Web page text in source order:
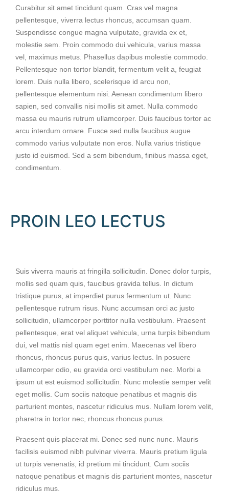
Curabitur sit amet tincidunt quam. Cras vel magna
pellentesque, viverra lectus rhoncus, accumsan quam.
Suspendisse congue magna vulputate, gravida ex et,
molestie sem. Proin commodo dui vehicula, varius massa
vel, maximus metus. Phasellus dapibus molestie commodo.
Pellentesque non tortor blandit, fermentum velit a, feugiat
lorem. Duis nulla libero, scelerisque id arcu non,
pellentesque elementum nisi. Aenean condimentum libero
sapien, sed convallis nisi mollis sit amet. Nulla commodo
massa eu mauris rutrum ullamcorper. Duis faucibus tortor ac
arcu interdum ornare. Fusce sed nulla faucibus augue
commodo varius vulputate non eros. Nulla varius tristique
justo id euismod. Sed a sem bibendum, finibus massa eget,
condimentum.
PROIN LEO LECTUS
Suis viverra mauris at fringilla sollicitudin. Donec dolor turpis,
mollis sed quam quis, faucibus gravida tellus. In dictum
tristique purus, at imperdiet purus fermentum ut. Nunc
pellentesque rutrum risus. Nunc accumsan orci ac justo
sollicitudin, ullamcorper porttitor nulla vestibulum. Praesent
pellentesque, erat vel aliquet vehicula, urna turpis bibendum
dui, vel mattis nisl quam eget enim. Maecenas vel libero
rhoncus, rhoncus purus quis, varius lectus. In posuere
ullamcorper odio, eu gravida orci vestibulum nec. Morbi a
ipsum ut est euismod sollicitudin. Nunc molestie semper velit
eget mollis. Cum sociis natoque penatibus et magnis dis
parturient montes, nascetur ridiculus mus. Nullam lorem velit,
pharetra in tortor nec, rhoncus rhoncus purus.
Praesent quis placerat mi. Donec sed nunc nunc. Mauris
facilisis euismod nibh pulvinar viverra. Mauris pretium ligula
ut turpis venenatis, id pretium mi tincidunt. Cum sociis
natoque penatibus et magnis dis parturient montes, nascetur
ridiculus mus.